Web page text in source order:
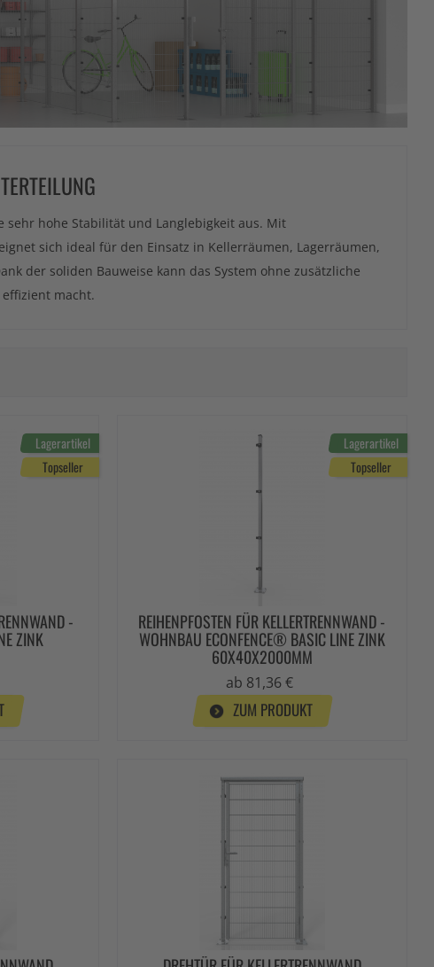
sehr hohe Stabilität und Langlebigkeit aus. Mit
sich ideal für den Einsatz in Kellerräumen, Lagerräumen,
der soliden Bauweise kann das System ohne zusätzliche
macht.
Lagerartikel
Topseller
-
ZINK
Lagerartikel
Topseller
REIHENPFOSTEN FÜR KELLERTRENNWAND -
WOHNBAU ECONFENCE® BASIC LINE ZINK
60X40X2000MM
ab 81,36 €
ZUM PRODUKT